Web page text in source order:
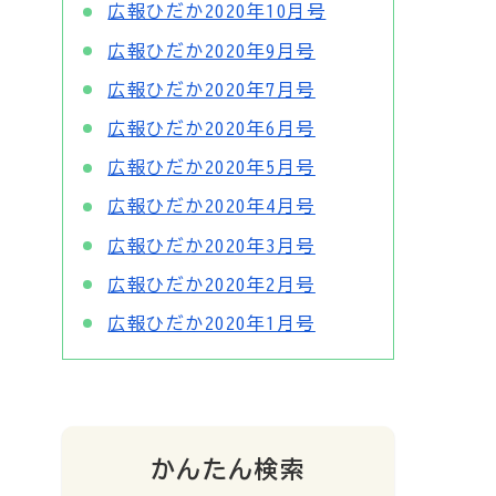
広報ひだか2020年10月号
広報ひだか2020年9月号
広報ひだか2020年7月号
広報ひだか2020年6月号
広報ひだか2020年5月号
広報ひだか2020年4月号
広報ひだか2020年3月号
広報ひだか2020年2月号
広報ひだか2020年1月号
かんたん検索